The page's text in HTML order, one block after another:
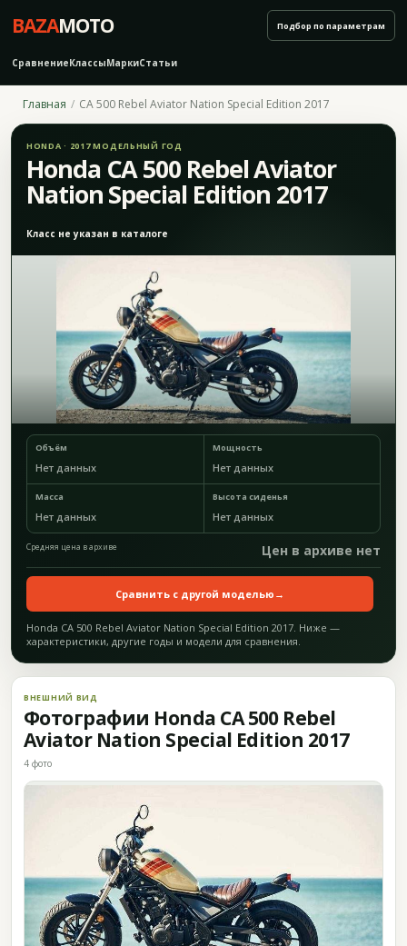
BAZAMOTO
СравнениеКлассыМаркиСтатьи
Подбор по параметрам
Главная CA 500 Rebel Aviator Nation Special Edition 2017
HONDA · 2017 МОДЕЛЬНЫЙ ГОД
Honda CA 500 Rebel Aviator
Nation Special Edition 2017
Класс не указан в каталоге
Объём
Нет данных
Мощность
Нет данных
Масса
Нет данных
Высота сиденья
Нет данных
Средняя цена в архиве Цен в архиве нет
Сравнить с другой моделью →
Honda CA 500 Rebel Aviator Nation Special Edition 2017. Ниже —
характеристики, другие годы и модели для сравнения.
ВНЕШНИЙ ВИД
Фотографии Honda CA 500 Rebel
Aviator Nation Special Edition 2017
4 фото